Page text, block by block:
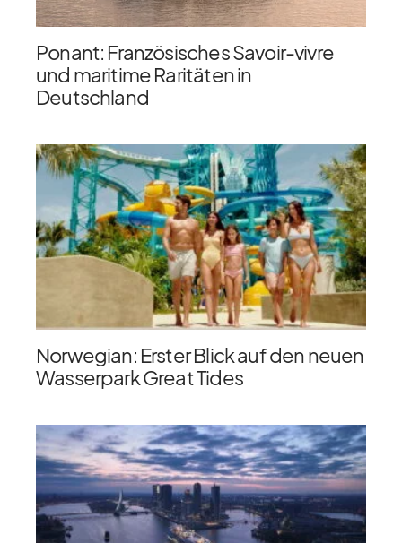
Ponant: Französisches Savoir-vivre
und maritime Raritäten in
Deutschland
Norwegian: Erster Blick auf den neuen
Wasserpark Great Tides